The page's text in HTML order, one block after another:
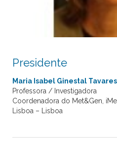
Presidente
Maria Isabel Ginestal
Professora / Investigadora
Coordenadora do Met&Gen,
Lisboa – Lisboa